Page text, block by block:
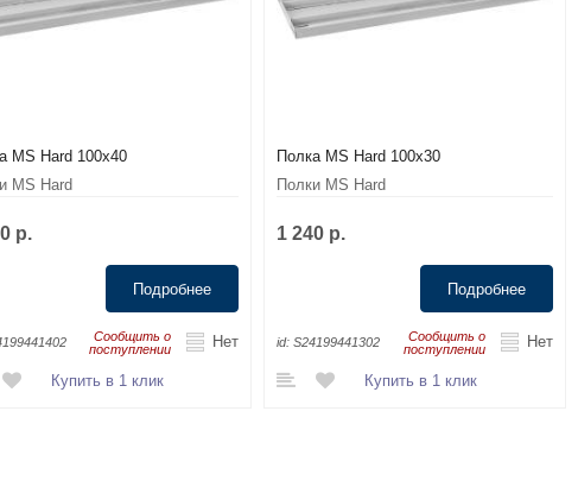
MS Hard 100x40
MS Hard
р.
Подробнее
Сообщить о
поступлении
Нет
Купить в 1 клик
Полка MS Hard 100x30
Полки MS Hard
1 240 р.
Подробнее
id:S24199441302
Сообщить о
поступлении
Нет
Купить в 1 клик